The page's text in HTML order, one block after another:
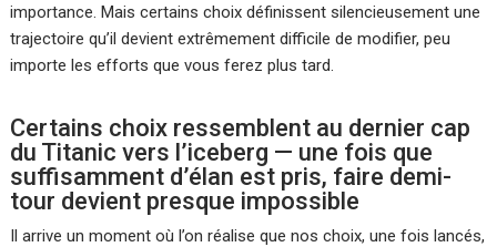
importance. Mais certains choix définissent silencieusement une
trajectoire qu’il devient extrêmement difficile de modifier, peu
importe les efforts que vous ferez plus tard.
Certains choix ressemblent au dernier cap
du Titanic vers l’iceberg — une fois que
suffisamment d’élan est pris, faire demi-
tour devient presque impossible
Il arrive un moment où l’on réalise que nos choix, une fois lancés,